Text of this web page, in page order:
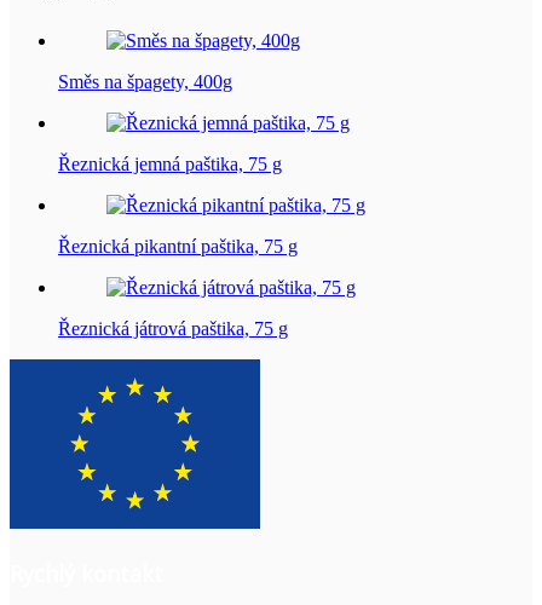
Směs na špagety, 400g
Řeznická jemná paštika, 75 g
Řeznická pikantní paštika, 75 g
Řeznická játrová paštika, 75 g